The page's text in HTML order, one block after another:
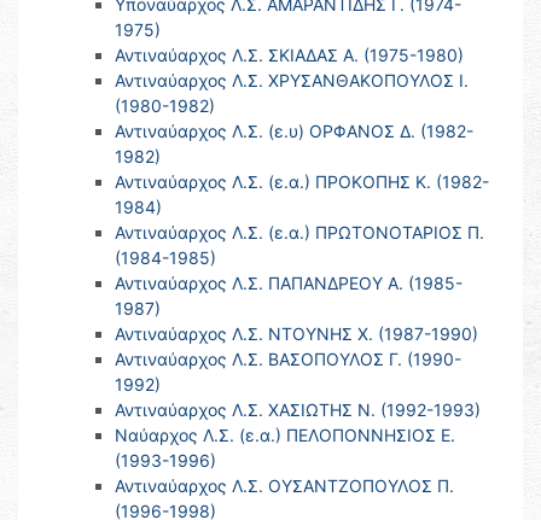
Υποναύαρχος Λ.Σ. ΑΜΑΡΑΝΤΙΔΗΣ Γ. (1974-
1975)
Αντιναύαρχος Λ.Σ. ΣΚΙΑΔΑΣ Α. (1975-1980)
Αντιναύαρχος Λ.Σ. ΧΡΥΣΑΝΘΑΚΟΠΟΥΛΟΣ Ι.
(1980-1982)
Αντιναύαρχος Λ.Σ. (ε.υ) ΟΡΦΑΝΟΣ Δ. (1982-
1982)
Αντιναύαρχος Λ.Σ. (ε.α.) ΠΡΟΚΟΠΗΣ Κ. (1982-
1984)
Αντιναύαρχος Λ.Σ. (ε.α.) ΠΡΩΤΟΝΟΤΑΡΙΟΣ Π.
(1984-1985)
Αντιναύαρχος Λ.Σ. ΠΑΠΑΝΔΡΕΟΥ Α. (1985-
1987)
Αντιναύαρχος Λ.Σ. ΝΤΟΥΝΗΣ Χ. (1987-1990)
Αντιναύαρχος Λ.Σ. ΒΑΣΟΠΟΥΛΟΣ Γ. (1990-
1992)
Αντιναύαρχος Λ.Σ. ΧΑΣΙΩΤΗΣ Ν. (1992-1993)
Ναύαρχος Λ.Σ. (ε.α.) ΠΕΛΟΠΟΝΝΗΣΙΟΣ Ε.
(1993-1996)
Αντιναύαρχος Λ.Σ. ΟΥΣΑΝΤΖΟΠΟΥΛΟΣ Π.
(1996-1998)